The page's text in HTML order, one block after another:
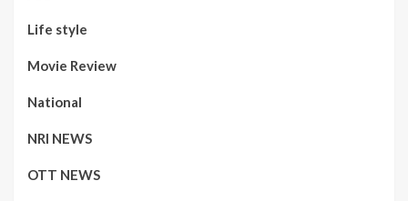
Life style
Movie Review
National
NRI NEWS
OTT NEWS